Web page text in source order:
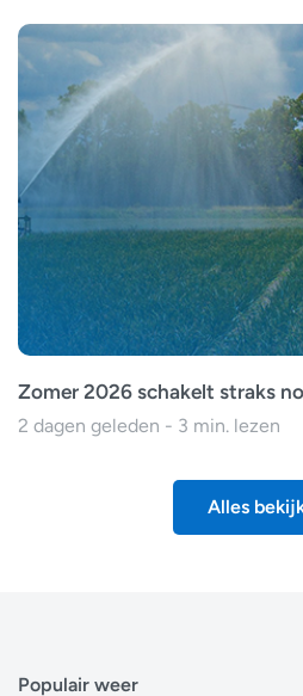
Zomer 2026 schakelt straks
2 dagen geleden - 3 min. lezen
Alles
Populair weer